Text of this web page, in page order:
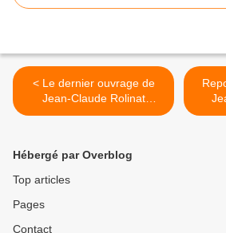
< Le dernier ouvrage de
Jean-Claude Rolinat
consacré à Monaco
Hébergé par Overblog
Top articles
Pages
Contact